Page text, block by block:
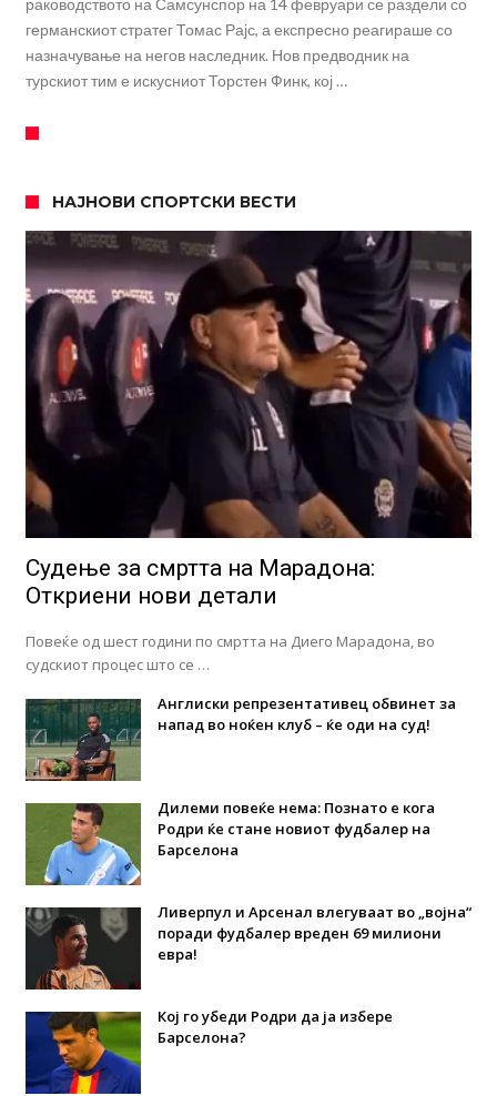
раководството на Самсунспор на 14 февруари се раздели со
германскиот стратег Томас Рајс, а експресно реагираше со
назначување на негов наследник. Нов предводник на
турскиот тим е искусниот Торстен Финк, кој …
НАЈНОВИ СПОРТСКИ ВЕСТИ
Судење за смртта на Марадона:
Откриени нови детали
Повеќе од шест години по смртта на Диего Марадона, во
судскиот процес што се …
Англиски репрезентативец обвинет за
напад во ноќен клуб – ќе оди на суд!
Дилеми повеќе нема: Познато е кога
Родри ќе стане новиот фудбалер на
Барселона
Ливерпул и Арсенал влегуваат во „војна“
поради фудбалер вреден 69 милиони
евра!
Кој го убеди Родри да ја избере
Барселона?